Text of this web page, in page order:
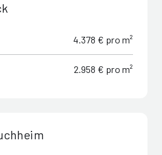
4.378 € pro m²
2.958 € pro m²